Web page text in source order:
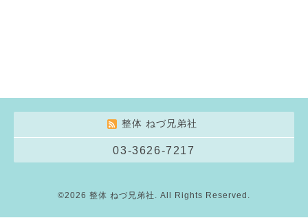
整体 ねづ兄弟社
03-3626-7217
©2026 整体 ねづ兄弟社 . All Rights Reserved.